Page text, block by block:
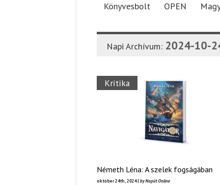
Könyvesbolt
OPEN
Napi Archívum: 2024-10-
Kritika
Németh Léna: A szelek fogságában
október 24th, 2024 | by Napút Online